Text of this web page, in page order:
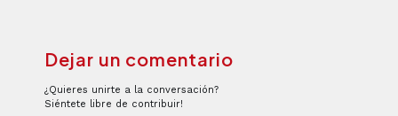
Dejar un comentario
¿Quieres unirte a la conversación?
Siéntete libre de contribuir!